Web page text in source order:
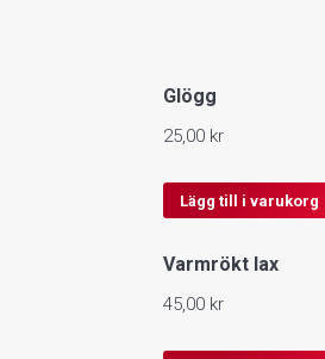
Glögg
25,00 kr
Lägg till i varukorg
Varmrökt lax
45,00 kr